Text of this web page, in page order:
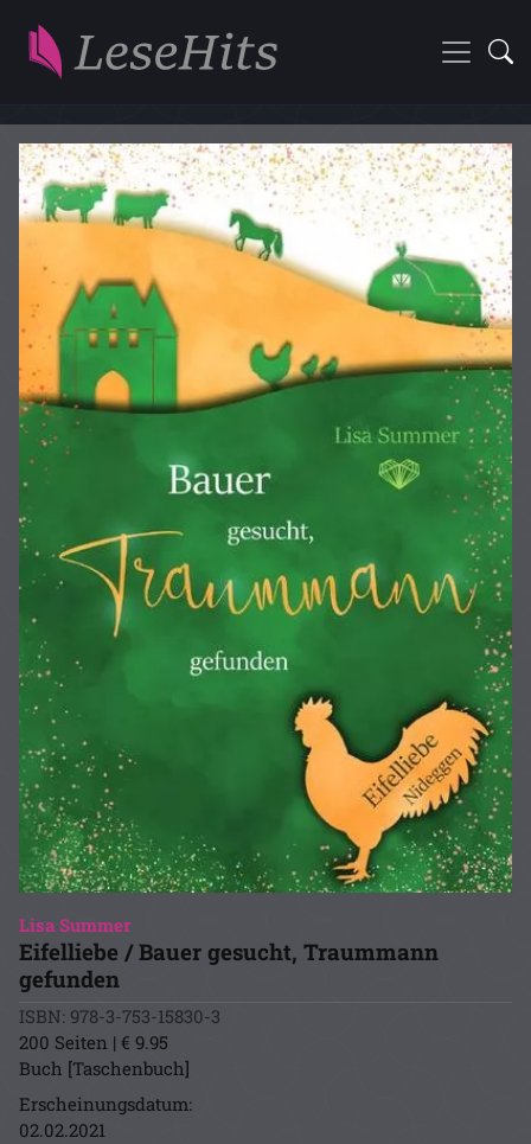
Lisa Summer
Eifelliebe / Bauer gesucht, Traummann
gefunden
ISBN: 978-3-753-15830-3
200 Seiten | € 9.95
Buch [Taschenbuch]
Erscheinungsdatum:
02.02.2021